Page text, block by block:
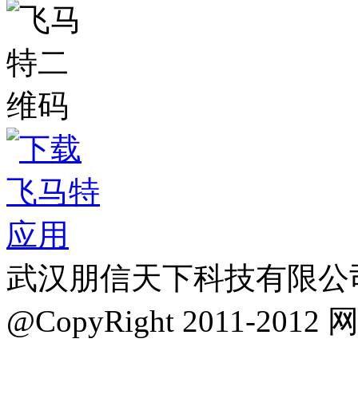
武汉朋信天下科技有限
@CopyRight 2011-2012